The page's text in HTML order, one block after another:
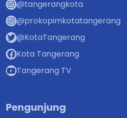
@tangerangkota
@prokopimkotatangerang
@KotaTangerang
Kota Tangerang
Tangerang TV
Pengunjung